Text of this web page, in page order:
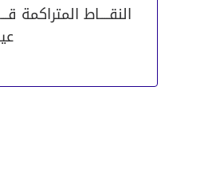
النقــــاط المتراكمة